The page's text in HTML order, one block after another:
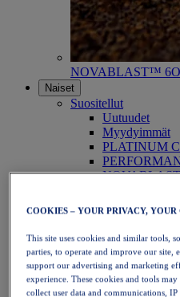
NOVABLAST™ 6
Naiset
Suositellut
Uutuudet
Myydyimmät
PLATINUM
Juoksu
Polkujuoksu
Tennis
Lentopallo
Käsipallo
Padel
Verkkopallo
COOKIES – YOUR PRIVACY, YOUR
This site uses cookies and similar tools,
parties, to operate and improve our site,
support our advertising and marketing
experience. These cookies and tools
collect user data and communications,